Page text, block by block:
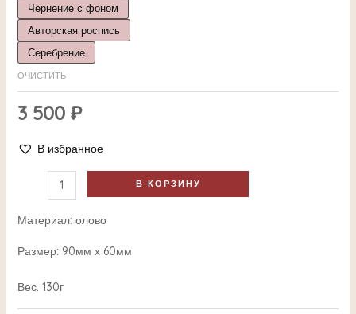
Чернение с фоном
Авторская роспись
Серебрение
ОЧИСТИТЬ
3 500 ₽
В избранное
В КОРЗИНУ
Материал: олово
Размер: 90мм х 60мм
Вес: 130г